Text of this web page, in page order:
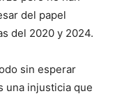
del papel
del 2020 y 2024.
sin esperar
una injusticia que